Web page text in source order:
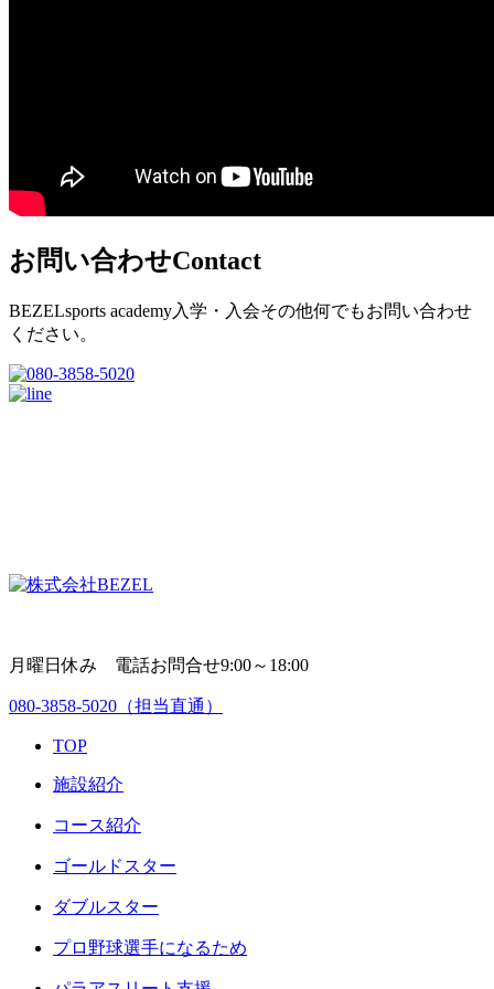
お問い合わせContact
BEZELsports academy入学・入会その他何でもお問い合わせ
ください。
月曜日休み 電話お問合せ9:00～18:00
080-3858-5020 （担当直通）
TOP
施設紹介
コース紹介
ゴールドスター
ダブルスター
プロ野球選手になるため